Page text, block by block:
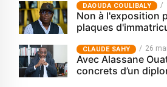
‎DAOUDA COULIBALY
Non à l'exposition
plaques
CLAUDE SAHY 26
Avec Alassane
concrets d’un